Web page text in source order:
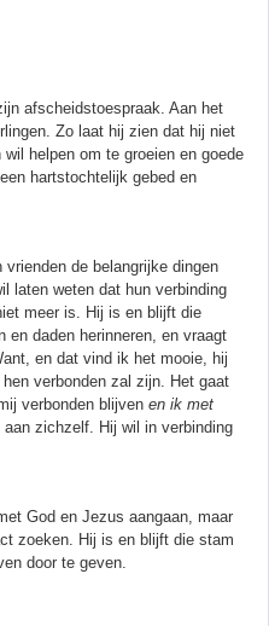
afscheidstoespraak. Aan het
Zo laat hij zien dat hij niet
helpen om te groeien en goede
hartstochtelijk gebed en
de belangrijke dingen
laten weten dat hun verbinding
meer is. Hij is en blijft die
daden herinneren, en vraagt
en dat vind ik het mooie, hij
verbonden zal zijn. Het gaat
verbonden blijven en ik met
aan zichzelf. Hij wil in verbinding
God en Jezus aangaan, maar
zoeken. Hij is en blijft die stam
door te geven.